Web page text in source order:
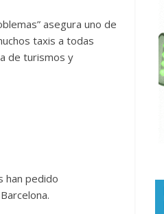
asegura uno de
taxis a todas
de turismos y
han pedido